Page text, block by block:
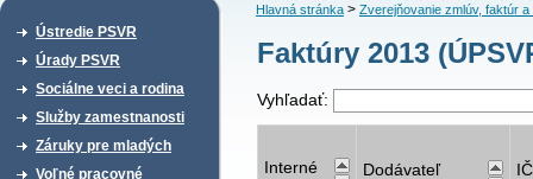
Ústredie PSVR
Úrady PSVR
Sociálne veci a rodina
Služby zamestnanosti
Záruky pre mladých
Voľné pracovné
Hlavná stránka> Zverejňovanie zmlúv, faktúr a
Faktúry 2013
Vyhľadať:
Interné
Dodávateľ